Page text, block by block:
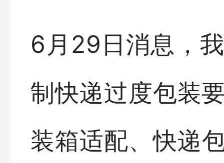
6月29日消息，
制快递过度包装
装箱适配、快递